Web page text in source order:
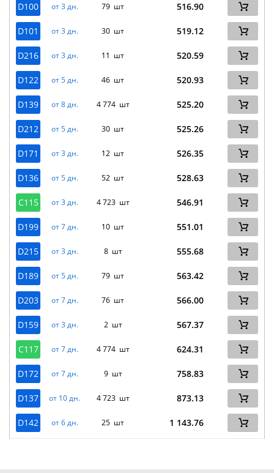
D100 от 3 дн. 79 шт 516.90
D101 от 3 дн. 30 шт 519.12
D216 от 3 дн. 11 шт 520.59
D122 от 5 дн. 46 шт 520.93
D139 от 8 дн. 4 774 шт 525.20
D212 от 5 дн. 30 шт 525.26
D171 от 3 дн. 12 шт 526.35
D136 от 5 дн. 52 шт 528.63
C115 от 3 дн. 4 723 шт 546.91
D199 от 7 дн. 10 шт 551.01
D215 от 3 дн. 8 шт 555.68
D189 от 5 дн. 79 шт 563.42
D203 от 7 дн. 76 шт 566.00
D159 от 3 дн. 2 шт 567.37
C117 от 7 дн. 4 774 шт 624.31
D172 от 7 дн. 9 шт 758.83
D137 от 10 дн. 4 723 шт 873.13
D142 от 6 дн. 25 шт 1 143.76